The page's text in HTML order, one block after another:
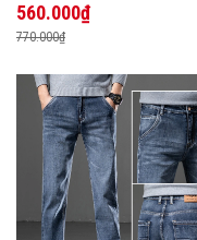
560.000₫
770.000₫